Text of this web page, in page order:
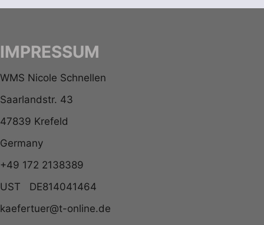
IMPRESSUM
WMS Nicole Schnellen
Saarlandstr. 43
47839 Krefeld
Germany
+49 172 2138389
UST DE814041464
kaefertuer@t-online.de